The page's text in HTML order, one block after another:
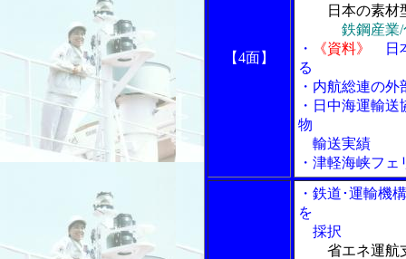
【4面】
日本の素材
鉄鋼産業
・
《資料》
日
る
・内航総連の
・日中海運輸
物
輸送実績
・津軽海峡フ
・鉄道･運輸機
を
採択
省エネ運航